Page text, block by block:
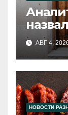
2026
АВГ 4,
НОВОСТИ